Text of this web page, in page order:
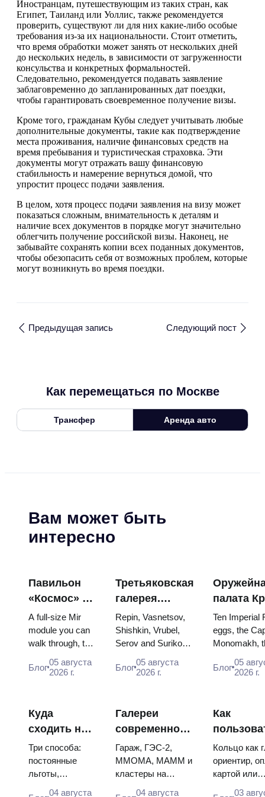
Иностранцам, путешествующим из таких стран, как
Египет, Таиланд или Уоллис, также рекомендуется
проверить, существуют ли для них какие-либо особые
требования из-за их национальности. Стоит отметить,
что время обработки может занять от нескольких дней
до нескольких недель, в зависимости от загруженности
консульства и конкретных формальностей.
Следовательно, рекомендуется подавать заявление
заблаговременно до запланированных дат поездки,
чтобы гарантировать своевременное получение визы.
Кроме того, гражданам Кубы следует учитывать любые
дополнительные документы, такие как подтверждение
места проживания, наличие финансовых средств на
время пребывания и туристическая страховка. Эти
документы могут отражать вашу финансовую
стабильность и намерение вернуться домой, что
упростит процесс подачи заявления.
В целом, хотя процесс подачи заявления на визу может
показаться сложным, внимательность к деталям и
наличие всех документов в порядке могут значительно
облегчить получение российской визы. Наконец, не
забывайте сохранять копии всех поданных документов,
чтобы обезопасить себя от возможных проблем, которые
могут возникнуть во время поездки.
Предыдущая запись Следующий пост
Как перемещаться по Москве
Трансфер Аренда авто
Вам может быть
интересно
Павильон
«Космос» на
ВДНХ:
внутри
самой
большой
космической
A full-size Mir
module you can
walk through, the
Energia–Buran
model, scorched
flight...
Блог05 августа
2026 г.
Третьяковская
галерея.
Шедевры:
картины, ради
которых стоит
строить
планы
Repin, Vasnetsov,
Shishkin, Vrubel,
Serov and Surikov
— the works that
stop people, where
Блог05 августа
2026 г.
палата
яйца
троны и
одеяния
Ten Imperial
eggs, the
Monomakh,
double
boy tsars
Блог 05
2026 г.
Куда
сходить на
искусство в
Москве
бесплатно
Три способа:
постоянные
льготы,
бесплатные дни
04 августа
Галереи
современного
искусства в
Москве: где
смотреть и
сколько стоит
Гараж, ГЭС-2,
ММОМА, МАММ и
кластеры на
Курской: цены,
04 августа
Как
метро
схема,
Кольцо как
ориентир,
картой или
«Тройкой»,
03